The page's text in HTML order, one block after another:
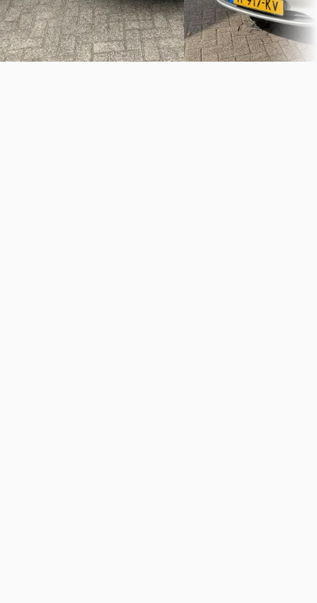
Vergelijk Vergelijk